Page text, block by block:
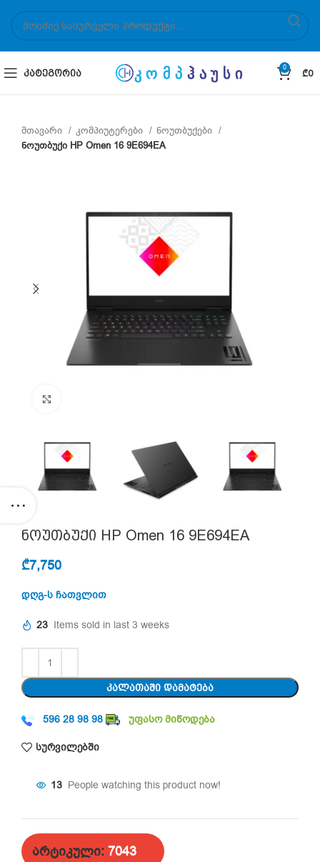
ᲙᲐᲢᲔᲒᲝᲠᲘᲐ
0
₾0
მთავარი კომპიუტერები
ნოუთბუქები
ნოუთბუქი HP Omen 16 9E694EA
ნოუთბუქი HP Omen 16 9E694EA
₾7,750
დღგ-ს ჩათვლით
23 Items sold in last 3 weeks
ᲙᲐᲚᲐᲗᲐᲨᲘ ᲓᲐᲛᲐᲢᲔᲑᲐ
596 28 98 98 უფასო მიწოდება
სურვილებში
13 People watching this product now!
არტიკული: 7043